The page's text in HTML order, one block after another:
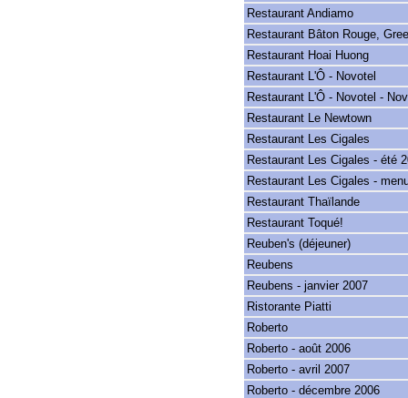
Restaurant Andiamo
Restaurant Bâton Rouge,
Restaurant Hoai Huong
Restaurant L'Ô - Novotel
Restaurant L'Ô - Novotel -
Restaurant Le Newtown
Restaurant Les Cigales
Restaurant Les Cigales - été
Restaurant Les Cigales -
Restaurant Thaïlande
Restaurant Toqué!
Reuben's (déjeuner)
Reubens
Reubens - janvier 2007
Ristorante Piatti
Roberto
Roberto - août 2006
Roberto - avril 2007
Roberto - décembre 2006